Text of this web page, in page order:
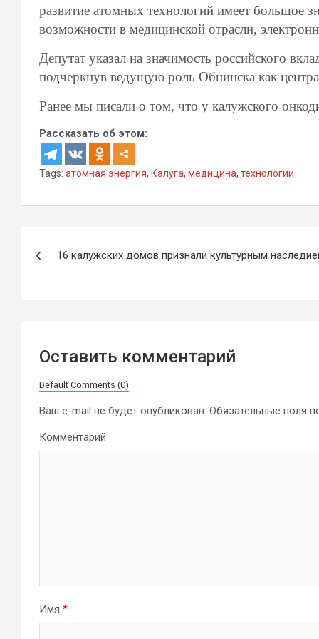
развитие атомных технологий имеет большое
возможности в медицинской отрасли,
Депутат указал на значимость российского
подчеркнув ведущую роль Обнинска как
Ранее мы писали о том, что у калужского
Рассказать об этом:
Tags: атомная энергия, Калуга, медицина, технологии
записям
16 калужских домов признали культурным
Оставить комментарий
Default Comments (0)
Ваш e-mail не будет опубликован. Обязательные поля
Комментарий
Имя *